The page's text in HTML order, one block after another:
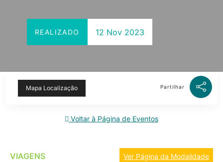
REALIZADO 12 Nov 2023
Mapa Localização Partilhar
Voltar à Página de Eventos
VIAGENS Ver Página da Modalidade